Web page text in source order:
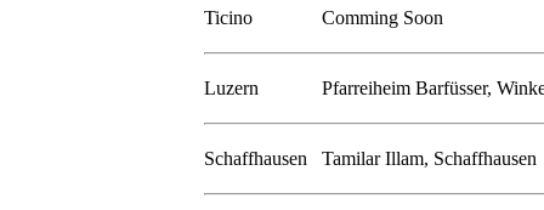
Ticino Comming Soon
Luzern Pfarreiheim Barfüsser,
Schaffhausen Tamilar Illam, Schaffhausen